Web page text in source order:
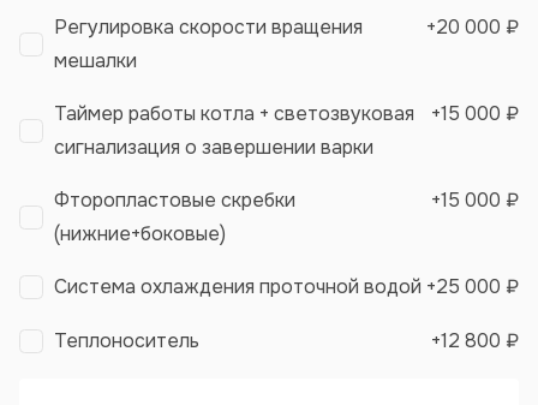
Регулировка скорости вращения
мешалки
+20 000 ₽
Таймер работы котла + светозвуковая
сигнализация о завершении варки
+15 000 ₽
Фторопластовые скребки
(нижние+боковые)
+15 000 ₽
Система охлаждения проточной водой +25 000 ₽
Теплоноситель +12 800 ₽